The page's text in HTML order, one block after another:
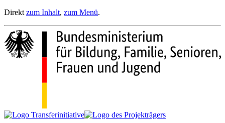
Direkt zum Inhalt, zum Menü.